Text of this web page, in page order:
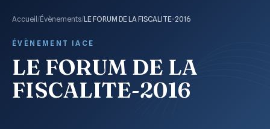
Accueil /Évènements/LE FORUM DE LA FISCALITE-2016
ÉVÈNEMENT IACE
LE FORUM DE LA
FISCALITE-2016